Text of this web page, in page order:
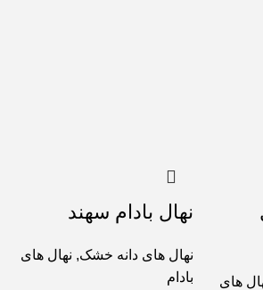
های
نهال بادام سهند
نهال های دانه خشک, نهال های
بادام